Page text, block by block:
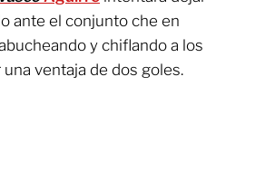
ante el conjunto che en
y chiflando a los
ventaja de dos goles.